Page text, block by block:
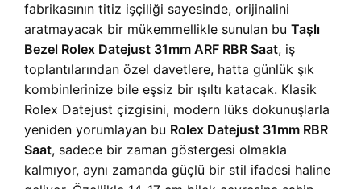
fabrikasının titiz işçiliği sayesinde, orijinalini
aratmayacak bir mükemmellikle sunulan bu Taşlı
Bezel Rolex Datejust 31mm ARF RBR Saat, iş
toplantılarından özel davetlere, hatta günlük şık
kombinlerinize bile eşsiz bir ışıltı katacak. Klasik
Rolex Datejust çizgisini, modern lüks dokunuşlarla
yeniden yorumlayan bu Rolex Datejust 31mm RBR
Saat, sadece bir zaman göstergesi olmakla
kalmıyor, aynı zamanda güçlü bir stil ifadesi haline